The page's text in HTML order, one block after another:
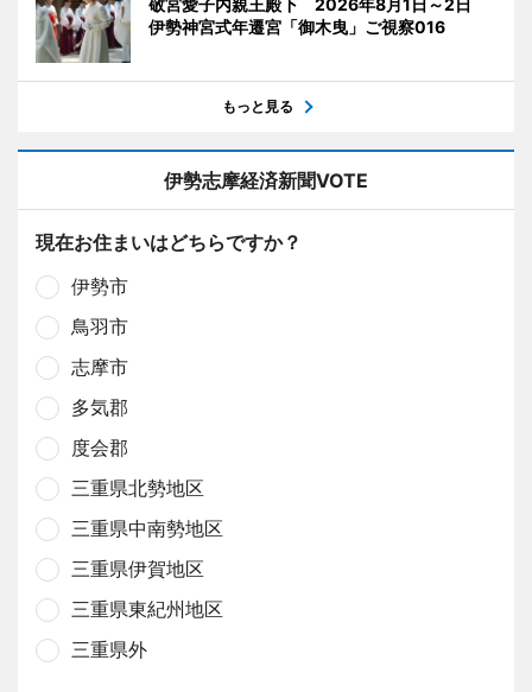
伊勢神宮式年遷宮「御木曳」ご視察016
もっと見る
伊勢志摩経済新聞VOTE
現在お住まいはどちらですか？
伊勢市
鳥羽市
志摩市
多気郡
度会郡
三重県北勢地区
三重県中南勢地区
三重県伊賀地区
三重県東紀州地区
三重県外